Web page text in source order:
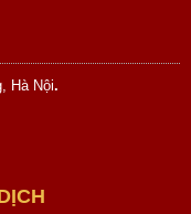
Hà Nội.